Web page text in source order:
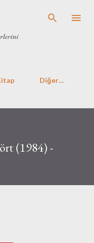
Diğer…
(1984) -